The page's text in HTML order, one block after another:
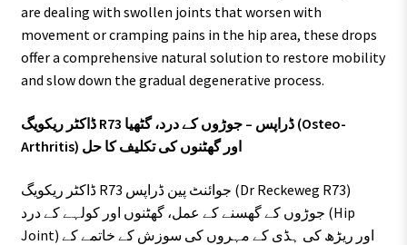
are dealing with swollen joints that worsen with
movement or cramping pains in the hip area, these drops
offer a comprehensive natural solution to restore mobility
and slow down the gradual degenerative process.
ڈاکٹر ریکویگ R73 ڈراپس – جوڑوں کے درد، گٹھیا (Osteo-
Arthritis) اور گھٹنوں کی تکلیف کا حل
ڈاکٹر ریکویگ R73 جوائنٹ پین ڈراپس (Dr Reckeweg R73)
جوڑوں کے گھسنے کے عمل، گھٹنوں اور کولہے کے درد (Hip
Joint) اور ریڑھ کی ہڈی کے مہروں کی سوزش کے خاتمے کے